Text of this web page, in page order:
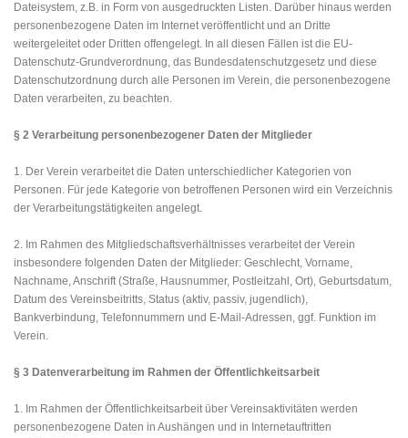
Dateisystem, z.B. in Form von ausgedruckten Listen. Darüber hinaus werden
personenbezogene Daten im Internet veröffentlicht und an Dritte
weitergeleitet oder Dritten offengelegt. In all diesen Fällen ist die EU-
Datenschutz-Grundverordnung, das Bundesdatenschutzgesetz und diese
Datenschutzordnung durch alle Personen im Verein, die personenbezogene
Daten verarbeiten, zu beachten.
§ 2 Verarbeitung personenbezogener Daten der Mitglieder
1. Der Verein verarbeitet die Daten unterschiedlicher Kategorien von
Personen. Für jede Kategorie von betroffenen Personen wird ein Verzeichnis
der Verarbeitungstätigkeiten angelegt.
2. Im Rahmen des Mitgliedschaftsverhältnisses verarbeitet der Verein
insbesondere folgenden Daten der Mitglieder: Geschlecht, Vorname,
Nachname, Anschrift (Straße, Hausnummer, Postleitzahl, Ort), Geburtsdatum,
Datum des Vereinsbeitritts, Status (aktiv, passiv, jugendlich),
Bankverbindung, Telefonnummern und E-Mail-Adressen, ggf. Funktion im
Verein.
§ 3 Datenverarbeitung im Rahmen der Öffentlichkeitsarbeit
1. Im Rahmen der Öffentlichkeitsarbeit über Vereinsaktivitäten werden
personenbezogene Daten in Aushängen und in Internetauftritten